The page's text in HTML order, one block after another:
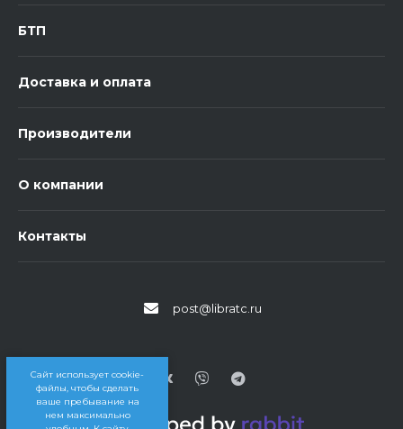
Сайт использует cookie-
файлы, чтобы сделать
ваше пребывание на
нем максимально
БТП
Доставка и оплата
Производители
О компании
Контакты
post@libratc.ru